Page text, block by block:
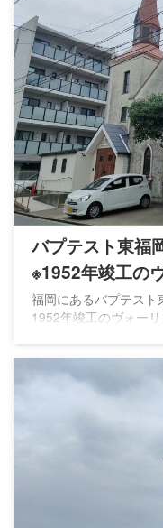
バプテスト東福
※1952年竣工の
福岡にあるバプテスト
1952年竣工のヴォーリ